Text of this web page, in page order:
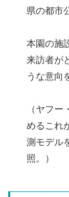
県の都市
本園の施
来訪者が
うな意向
（ヤフ
めるこれ
測モデル
照。）